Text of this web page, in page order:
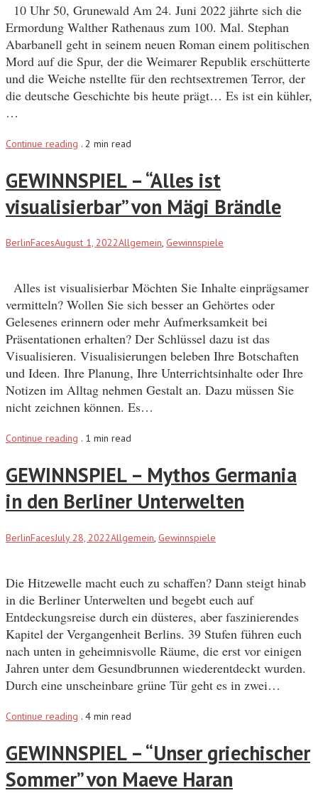
10 Uhr 50, Grunewald Am 24. Juni 2022 jährte sich die
Ermordung Walther Rathenaus zum 100. Mal. Stephan
Abarbanell geht in seinem neuen Roman einem politischen
Mord auf die Spur, der die Weimarer Republik erschütterte
und die Weiche nstellte für den rechtsextremen Terror, der
die deutsche Geschichte bis heute prägt… Es ist ein kühler,
…
Continue reading . 2 min read
GEWINNSPIEL – “Alles ist
visualisierbar” von Mägi Brändle
BerlinFacesAugust 1, 2022Allgemein, Gewinnspiele
Alles ist visualisierbar Möchten Sie Inhalte einprägsamer
vermitteln? Wollen Sie sich besser an Gehörtes oder
Gelesenes erinnern oder mehr Aufmerksamkeit bei
Präsentationen erhalten? Der Schlüssel dazu ist das
Visualisieren. Visualisierungen beleben Ihre Botschaften
und Ideen. Ihre Planung, Ihre Unterrichtsinhalte oder Ihre
Notizen im Alltag nehmen Gestalt an. Dazu müssen Sie
nicht zeichnen können. Es…
Continue reading . 1 min read
GEWINNSPIEL – Mythos Germania
in den Berliner Unterwelten
BerlinFacesJuly 28, 2022Allgemein, Gewinnspiele
Die Hitzewelle macht euch zu schaffen? Dann steigt hinab
in die Berliner Unterwelten und begebt euch auf
Entdeckungsreise durch ein düsteres, aber faszinierendes
Kapitel der Vergangenheit Berlins. 39 Stufen führen euch
nach unten in geheimnisvolle Räume, die erst vor einigen
Jahren unter dem Gesundbrunnen wiederentdeckt wurden.
Durch eine unscheinbare grüne Tür geht es in zwei…
Continue reading . 4 min read
GEWINNSPIEL – “Unser griechischer
Sommer” von Maeve Haran